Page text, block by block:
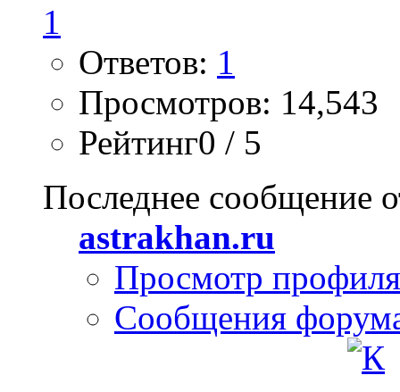
Ответов: 1
Просмотров: 14,543
Рейтинг0 / 5
Последнее сообщение
astrakhan.ru
Просмотр профиля
Сообщения